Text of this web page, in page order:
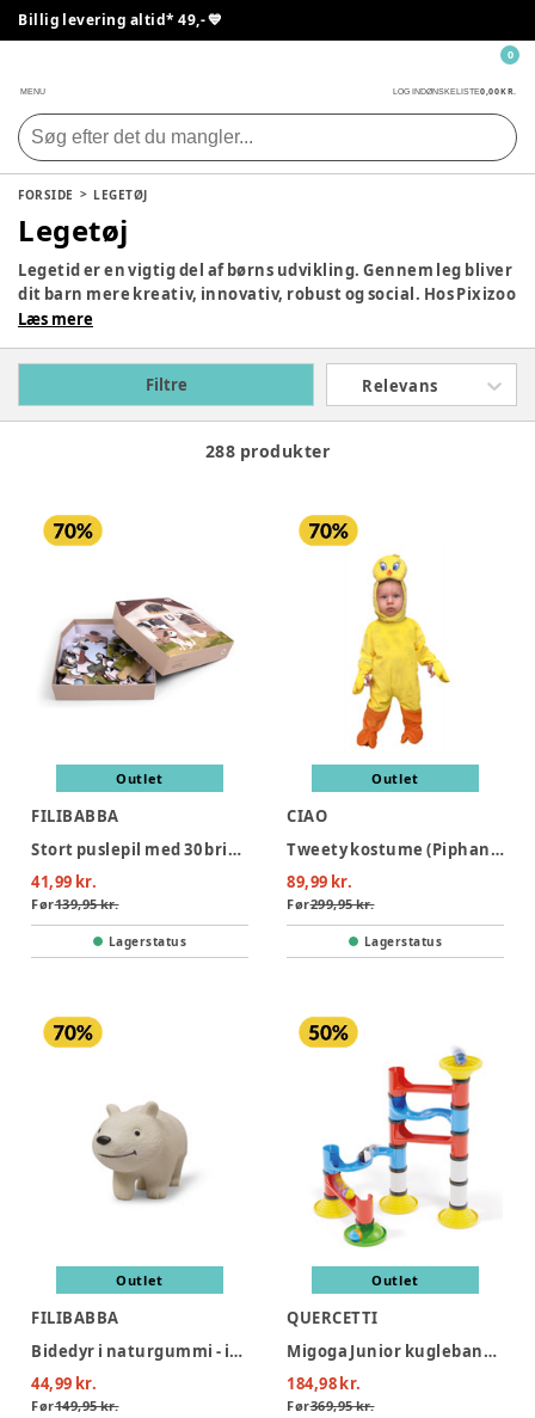
Billig levering altid* 49,- 💙
MENU LOG INDØNSKELISTE0,00 KR.
0
FORSIDE LEGETØJ
Legetøj
Legetid er en vigtig del af børns udvikling. Gennem leg bliver
dit barn mere kreativ, innovativ, robust og social. Hos Pixizoo
har vi samlet det bedste legetøj til både babyer og børn.
barn her.
Læs mere
Filtre Relevans
288 produkter
Outlet
FILIBABBA
Stort puslepil med 30 brikker - Bondegården
41,99 kr.
Før139,95 kr.
Lagerstatus
Outlet
CIAO
Tweety kostume (Piphans) - GUL
89,99 kr.
Før299,95 kr.
Lagerstatus
Outlet
FILIBABBA
Bidedyr i naturgummi - isbjørnen polly
44,99 kr.
Før149,95 kr.
Outlet
QUERCETTI
Migoga Junior kuglebane (31 dele)
184,98 kr.
Før369,95 kr.